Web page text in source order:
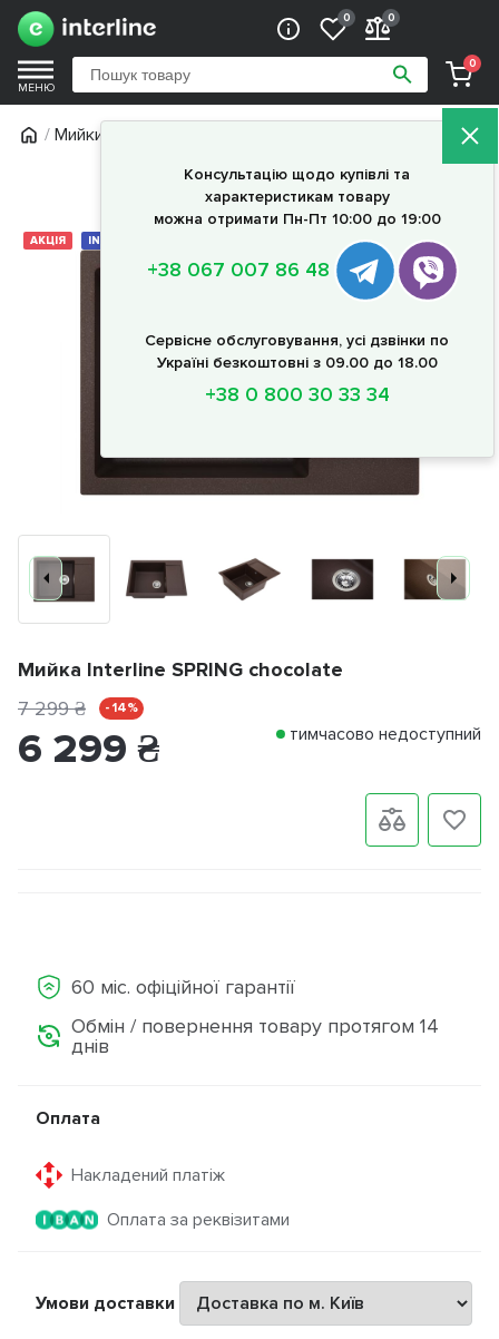
0 0
МЕНЮ
0
/ Мийки
Опис Акції Документи
АКЦІЯ INTERLINE COLLECTION
Мийка Interline SPRING chocolate
7 299₴ - 14%
6 299 ₴ тимчасово недоступний
60 міс. офіційної гарантії
Обмін / повернення товару протягом 14
днів
Оплата
Оплата за реквізитами
Накладений платіж
Умови доставки
Консультацію щодо купівлі та
характеристикам товару
можна отримати Пн-Пт 10:00 до 19:00
+38 067 007 86 48
Сервісне обслуговування, усі дзвінки по
Україні безкоштовні з 09.00 до 18.00
+38 0 800 30 33 34